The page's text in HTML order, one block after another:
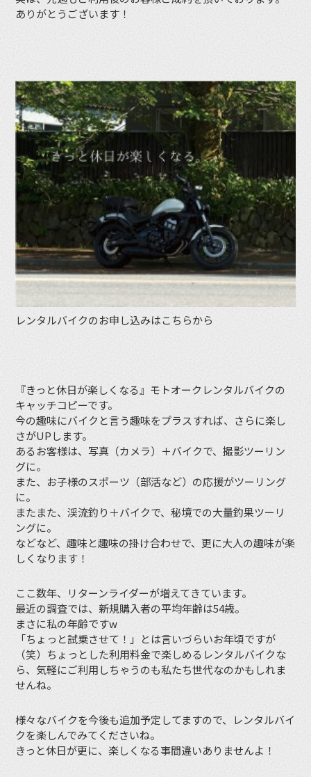
ありがとうございます！
レンタルバイクのお申し込みはこちらから
『きっと休日が楽しくなる』モトオークレンタルバイクの
キャッチコピーです。
今の趣味にバイクと言う趣味をプラスすれば、さらに楽し
さがUPします。
あるお客様は、写真（カメラ）＋バイクで、撮影ツーリン
グに。
また、お子様のスポーツ（部活など）の応援がツーリング
に。
またまた、渓流釣り＋バイクで、秘境での大量釣果ツーリ
ングに。
などなど、趣味と趣味の掛け合わせで、更に大人の趣味が楽
しくなります！
ここ数年、リターンライダーが増えてきています。
最近の調査では、新規購入者の平均年齢は54歳。
まさに私の年齢ですw
「ちょっと試乗させて！」とは言いづらいお年頃ですが
（笑）ちょっとした利用料金で楽しめるレンタルバイクな
ら、気軽にご利用しちゃうのも私たち世代なのかもしれま
せんね。
様々なバイクを今後も追加予定してますので、レンタルバイ
クを楽しんでみてくださいね。
きっと休日が更に、楽しくなる事間違いありませんよ！